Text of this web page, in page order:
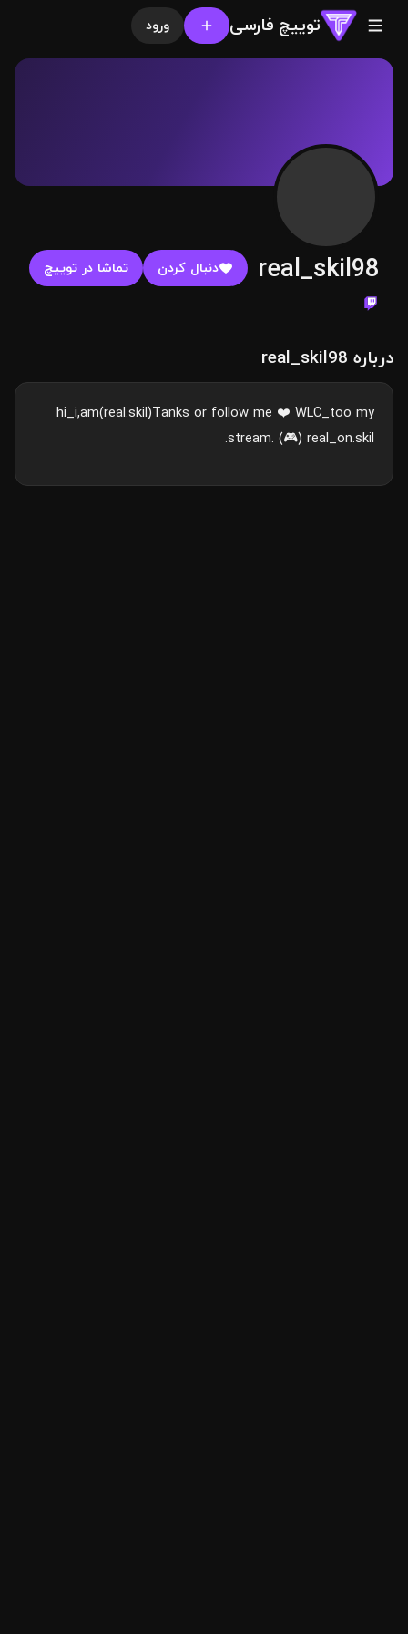
توییچ فارسی ورود
real_skil98 دنبال کردن تماشا در توییچ
درباره real_skil98
hi_i,am(real.skil)Tanks or follow me ❤️ WLC_too my
stream. (🎮) real_on.skil.